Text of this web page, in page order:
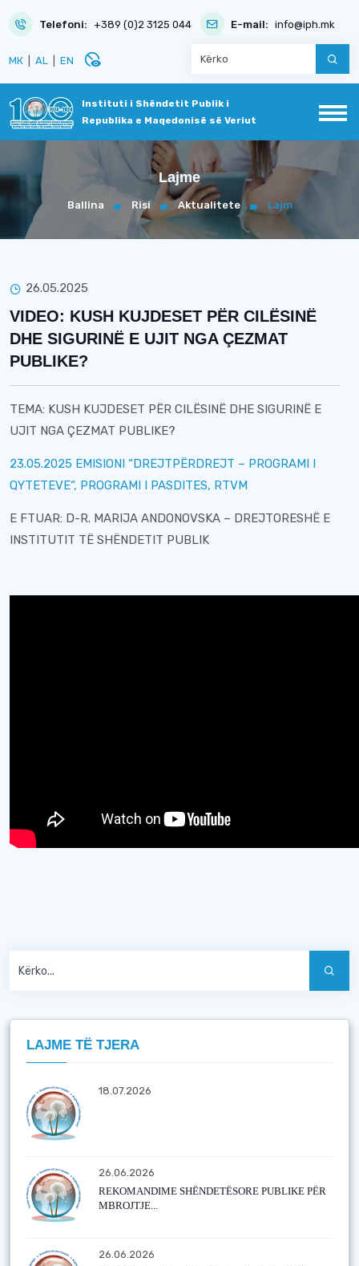
Telefoni: +389 (0)2 3125 044 E-mail: info@iph.mk
МК AL EN disabled_visible
Instituti i Shëndetit Publik i
Republika e Maqedonisë së Veriut
Lajme
Ballina Risi Aktualitete Lajm
26.05.2025
VIDEO: KUSH KUJDESET PËR CILËSINË
DHE SIGURINË E UJIT NGA ÇEZMAT
PUBLIKE?
TEMA: KUSH KUJDESET PËR CILËSINË DHE SIGURINË E
UJIT NGA ÇEZMAT PUBLIKE?
23.05.2025 ЕMISIONI “DREJTPËRDREJT – PROGRAMI I
QYTETEVE“, PROGRAMI I PASDITES, RTVM
E FTUAR: D-R. MARIJA ANDONOVSKA – DREJTORESHË E
INSTITUTIT TË SHËNDETIT PUBLIK
LAJME TË TJERA
18.07.2026
26.06.2026
REKOMANDIME SHËNDETËSORE PUBLIKE PËR
MBROJTJE...
26.06.2026